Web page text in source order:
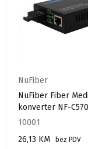
NuFiber
NuFiber Fiber
konverter NF-
10001
26,13 KM
bez PDV